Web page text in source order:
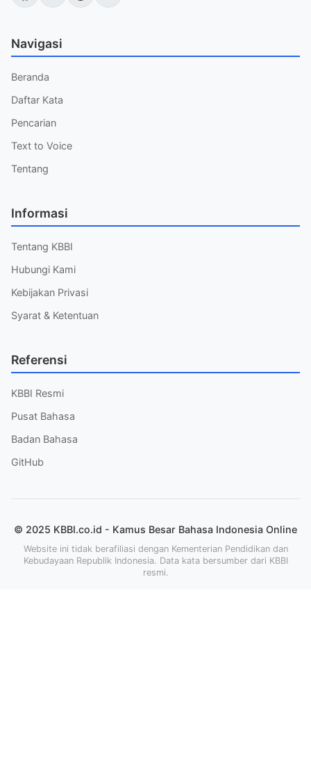
Navigasi
Beranda
Daftar Kata
Pencarian
Text to Voice
Tentang
Informasi
Tentang KBBI
Hubungi Kami
Kebijakan Privasi
Syarat & Ketentuan
Referensi
KBBI Resmi
Pusat Bahasa
Badan Bahasa
GitHub
© 2025 KBBI.co.id - Kamus Besar Bahasa Indonesia Online
Website ini tidak berafiliasi dengan Kementerian Pendidikan dan
Kebudayaan Republik Indonesia. Data kata bersumber dari KBBI
resmi.